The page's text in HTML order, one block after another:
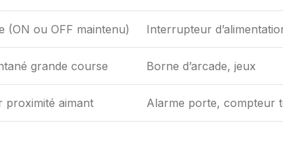
(ON ou OFF maintenu) Interrupteur
grande course Borne d’arcade, jeux
proximité aimant Alarme porte, compteur